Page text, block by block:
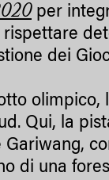
per
dei
olimpico,
Qui, la
di una